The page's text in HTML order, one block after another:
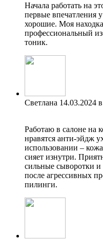
Начала работать на
первые впечатления
хорошие. Моя
профессиональный
тоник.
Светлана 14.03.2024
Работаю в салоне на
нравятся анти-эйдж
использовании –
сияет изнутри.
сильные сыворотки и
после агрессивных
пилинги.